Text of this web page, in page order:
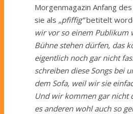
Morgenmagazin Anfang
sie als „pfiffig“betitelt
wir vor so einem Publikum
Bühne stehen dürfen, das
eigentlich noch gar nicht
schreiben diese Songs bei
dem Sofa, weil wir sie
Und wir kommen gar nicht
es anderen wohl auch so